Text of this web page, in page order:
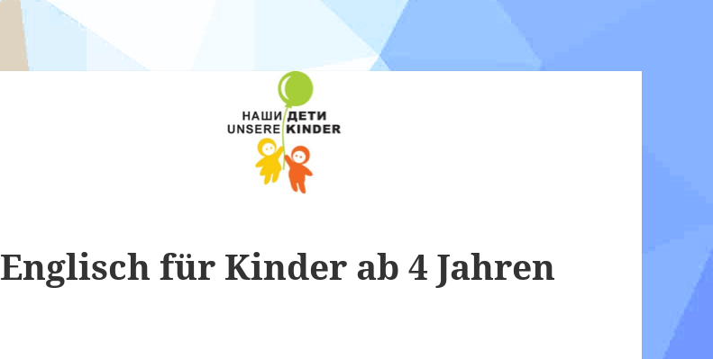
Englisch für Kinder ab 4 Jahren